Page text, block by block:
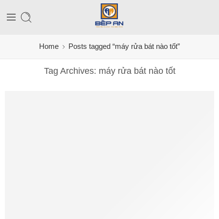
Home Posts tagged “máy rửa bát nào tốt”
Tag Archives: máy rửa bát nào tốt